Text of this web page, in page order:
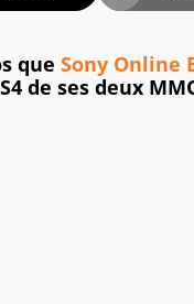
que Sony Online
de ses deux